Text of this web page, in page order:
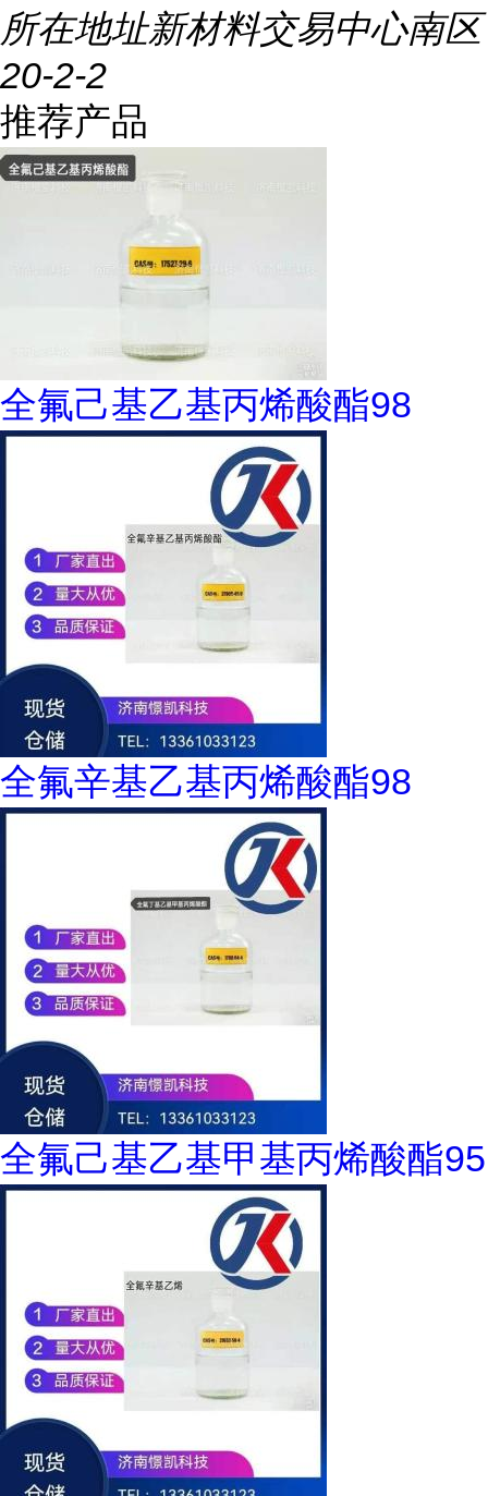
所在地址新材料交易中心南区
20-2-2
推荐产品
全氟己基乙基丙烯酸酯98
全氟辛基乙基丙烯酸酯98
全氟己基乙基甲基丙烯酸酯95